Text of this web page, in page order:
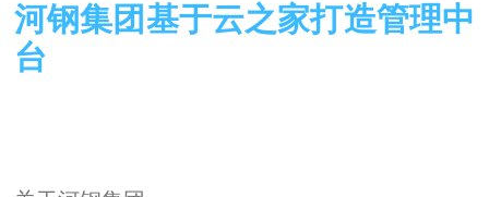
河钢集团基于云之家打造管理中
台